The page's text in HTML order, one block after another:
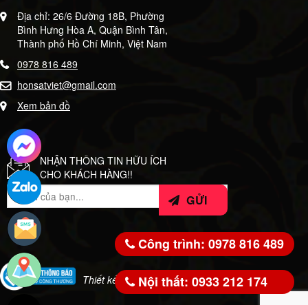
Địa chỉ: 26/6 Đường 18B, Phường
Bình Hưng Hòa A, Quận Bình Tân,
Thành phố Hồ Chí Minh, Việt Nam
0978 816 489
honsatviet@gmail.com
Xem bản đồ
NHẬN THÔNG TIN HỮU ÍCH
CHO KHÁCH HÀNG!!
Thiết kế bởi: WeSoft.VN
Công trình: 0978 816 489
Nội thất: 0933 212 174